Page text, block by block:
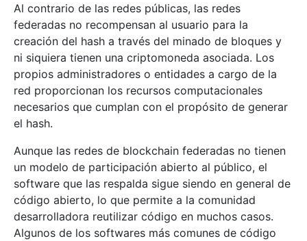
Al contrario de las redes públicas, las redes
federadas no recompensan al usuario para la
creación del hash a través del minado de bloques y
ni siquiera tienen una criptomoneda asociada. Los
propios administradores o entidades a cargo de la
red proporcionan los recursos computacionales
necesarios que cumplan con el propósito de generar
el hash.
Aunque las redes de blockchain federadas no tienen
un modelo de participación abierto al público, el
software que las respalda sigue siendo en general de
código abierto, lo que permite a la comunidad
desarrolladora reutilizar código en muchos casos.
Algunos de los softwares más comunes de código